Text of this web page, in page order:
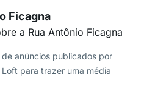
Ficagna
a Rua Antônio Ficagna
anúncios publicados por
para trazer uma média